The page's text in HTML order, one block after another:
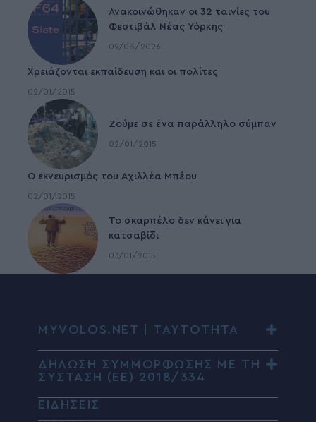
Ανακοινώθηκαν οι 32 ταινίες του
Φεστιβάλ Νέας Υόρκης
09/08/2026
Χρειάζονται εκπαίδευση και οι πολίτες
02/01/2015
Ζούμε σε ένα παράλληλο σύμπαν
02/01/2015
Ο εκνευρισμός του Αχιλλέα Μπέου
02/01/2015
To σκαρπέλο δεν κάνει για
κατσαβίδι
03/01/2015
MYVOLOS.NET | ΤΑΥΤΟΤΗΤΑ
ΔΗΛΩΣΗ ΣΥΜΜΟΡΦΩΣΗΣ ΜΕ ΤΗ
ΣΥΣΤΑΣΗ (ΕΕ) 2018/334
ΕΙΔΗΣΕΙΣ